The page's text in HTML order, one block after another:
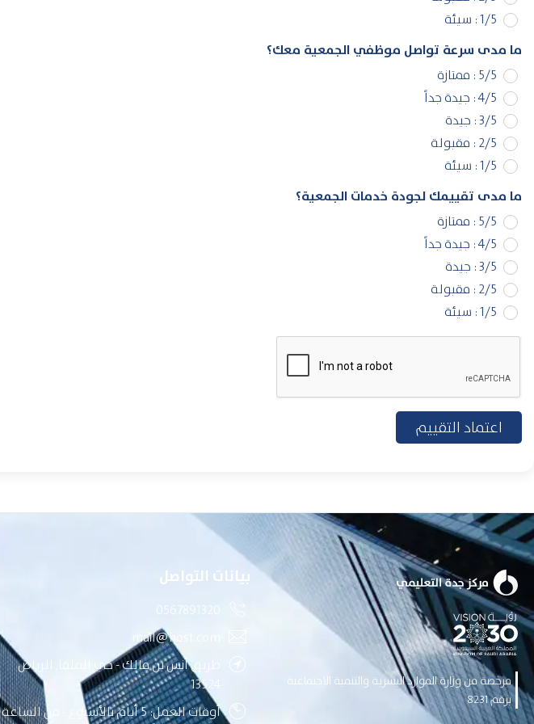
1/5 : سيئة
ما مدى سرعة تواصل موظفي الجمعية معك؟
5/5 : ممتازة
4/5 : جيدة جداً
3/5 : جيدة
2/5 : مقبولة
1/5 : سيئة
ما مدى تقييمك لجودة خدمات الجمعية؟
5/5 : ممتازة
4/5 : جيدة جداً
3/5 : جيدة
2/5 : مقبولة
1/5 : سيئة
اعتماد التقييم
مرخصة من وزارة الموارد البشرية والتنمية الاجتماعية
برقم 8231
بيانات التواصل
0567891320
mail@host.com
طريق أنس بن مالك - حي الملقا, الرياض
13524
أوقات العمل: 5 أيام بالأسبوع - من الساعة